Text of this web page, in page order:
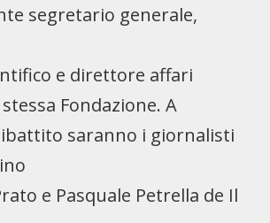
segretario generale,
e direttore affari
Fondazione. A
saranno i giornalisti
e Pasquale Petrella de Il